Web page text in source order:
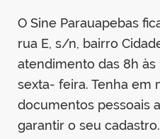
O Sine Parauapebas
rua E, s/n, bairro
atendimento das 8h às
sexta- feira. Tenha em
documentos pessoais
garantir o seu cadastro.